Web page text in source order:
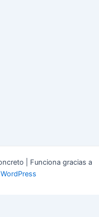
| Funciona gracias a